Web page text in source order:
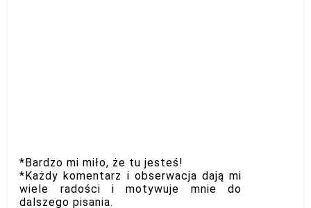
*Bardzo mi miło, że tu jesteś!
*Każdy komentarz i obserwacja dają mi
wiele radości i motywuje mnie do
dalszego pisania.